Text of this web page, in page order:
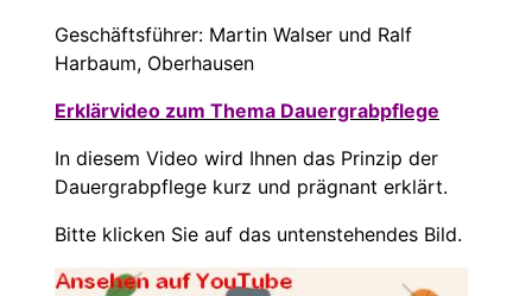
Geschäftsführer: Martin Walser und Ralf
Harbaum, Oberhausen
Erklärvideo zum Thema Dauergrabpflege
In diesem Video wird Ihnen das Prinzip der
Dauergrabpflege kurz und prägnant erklärt.
Bitte klicken Sie auf das untenstehendes Bild.